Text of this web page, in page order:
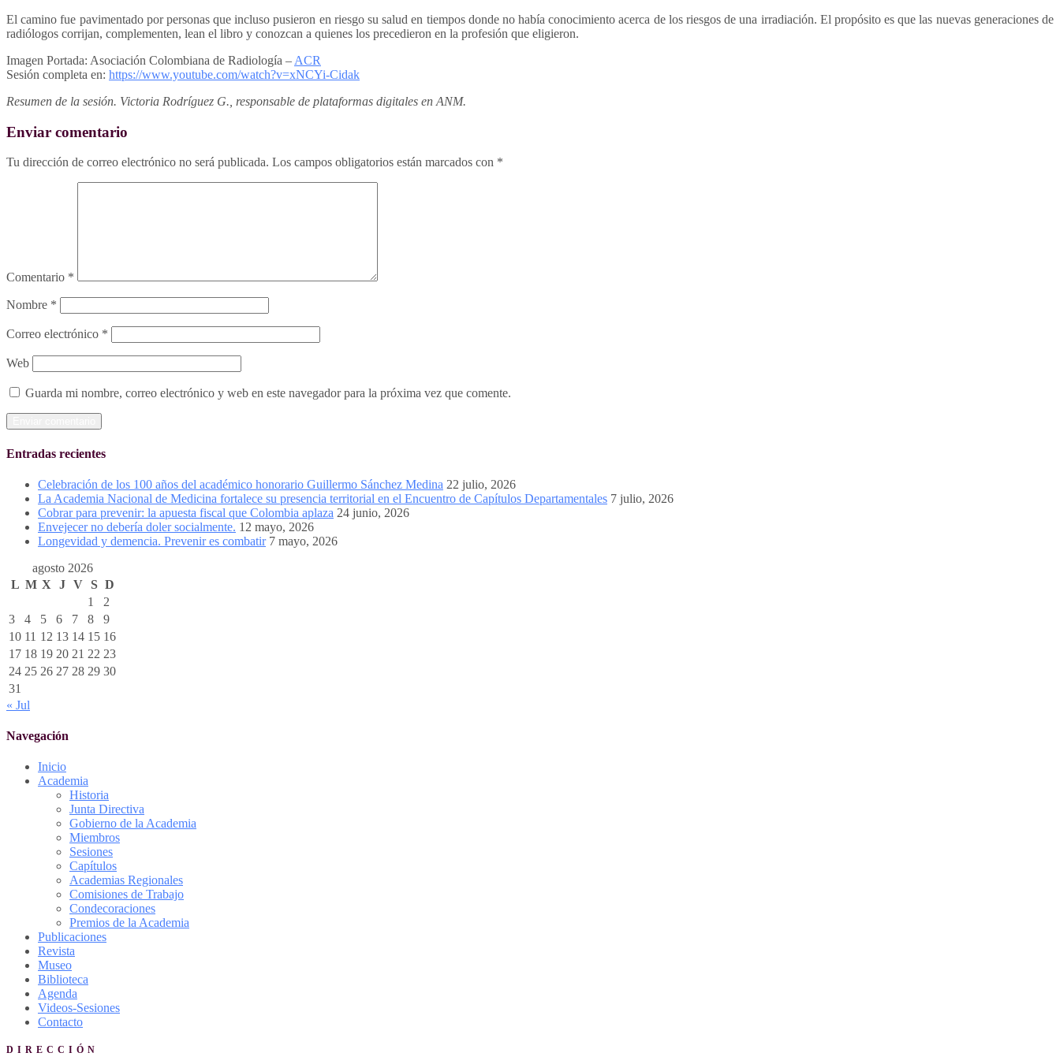
El camino fue pavimentado por personas que incluso pusieron en riesgo su salud en tiempos donde no había conocimiento acerca de los riesgos de una irradiación. El propósito es que las nuevas generaciones de
radiólogos corrijan, complementen, lean el libro y conozcan a quienes los precedieron en la profesión que eligieron.
Imagen Portada: Asociación Colombiana de Radiología – ACR
Sesión completa en: https://www.youtube.com/watch?v=xNCYi-Cidak
Resumen de la sesión. Victoria Rodríguez G., responsable de plataformas digitales en ANM.
Enviar comentario
Tu dirección de correo electrónico no será publicada. Los campos obligatorios están marcados con *
Comentario *
Nombre *
Correo electrónico *
Web
Guarda mi nombre, correo electrónico y web en este navegador para la próxima vez que comente.
Entradas recientes
Celebración de los 100 años del académico honorario Guillermo Sánchez Medina 22 julio, 2026
La Academia Nacional de Medicina fortalece su presencia territorial en el Encuentro de Capítulos Departamentales 7 julio, 2026
Cobrar para prevenir: la apuesta fiscal que Colombia aplaza 24 junio, 2026
Envejecer no debería doler socialmente. 12 mayo, 2026
Longevidad y demencia. Prevenir es combatir 7 mayo, 2026
agosto 2026
L M X J V S D
1
2
3
4 5 6 7 8
9
10 11 12 13 14 15 16
17 18 19 20 21 22 23
24 25 26 27 28 29 30
31
« Jul
Navegación
Inicio
Academia
Historia
Junta Directiva
Gobierno de la Academia
Miembros
Sesiones
Capítulos
Academias Regionales
Comisiones de Trabajo
Condecoraciones
Premios de la Academia
Publicaciones
Revista
Museo
Biblioteca
Agenda
Videos-Sesiones
Contacto
DIRECCIÓN